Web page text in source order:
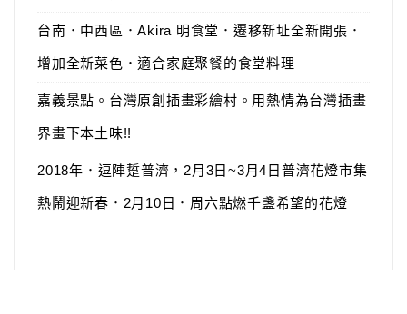
台南．中西區．Akira 明食堂．遷移新址全新開張．
增加全新菜色．適合家庭聚餐的食堂料理
嘉義景點。台灣原創插畫彩繪村。用熱情為台灣插畫
界畫下本土味!!
2018年．逗陣踅普濟，2月3日~3月4日普濟花燈市集
熱鬧迎新春．2月10日．周六點燃千盞希望的花燈